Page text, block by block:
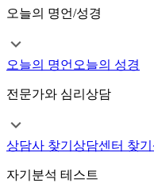
오늘의 명언/성경
오늘의 명언 오늘의 성경
전문가와 심리상담
상담사 찾기 상담센터 찾기
자기분석 테스트